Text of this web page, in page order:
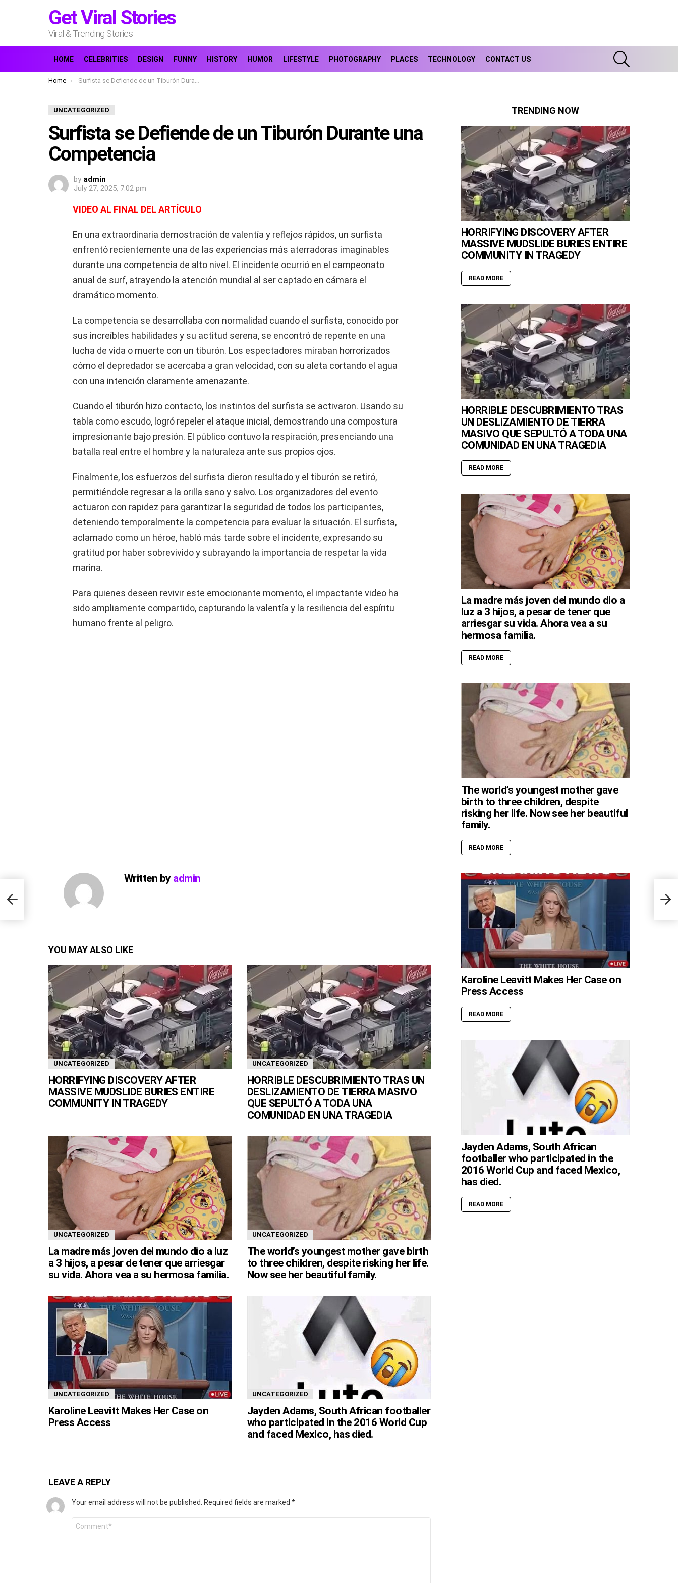
Get Viral Stories
Viral & Trending Stories
HOME CELEBRITIES DESIGN FUNNY HISTORY HUMOR LIFESTYLE PHOTOGRAPHY PLACES TECHNOLOGY CONTACT US
You are here:
Home Surfista se Defiende de un Tiburón Durante una Competencia
UNCATEGORIZED
Surfista se Defiende de un Tiburón Durante una
Competencia
by admin
July 27, 2025, 7:02 pm
VIDEO AL FINAL DEL ARTÍCULO
En una extraordinaria demostración de valentía y reflejos rápidos, un surfista
enfrentó recientemente una de las experiencias más aterradoras imaginables
durante una competencia de alto nivel. El incidente ocurrió en el campeonato
anual de surf, atrayendo la atención mundial al ser captado en cámara el
dramático momento.
La competencia se desarrollaba con normalidad cuando el surfista, conocido por
sus increíbles habilidades y su actitud serena, se encontró de repente en una
lucha de vida o muerte con un tiburón. Los espectadores miraban horrorizados
cómo el depredador se acercaba a gran velocidad, con su aleta cortando el agua
con una intención claramente amenazante.
Cuando el tiburón hizo contacto, los instintos del surfista se activaron. Usando su
tabla como escudo, logró repeler el ataque inicial, demostrando una compostura
impresionante bajo presión. El público contuvo la respiración, presenciando una
batalla real entre el hombre y la naturaleza ante sus propios ojos.
Finalmente, los esfuerzos del surfista dieron resultado y el tiburón se retiró,
permitiéndole regresar a la orilla sano y salvo. Los organizadores del evento
actuaron con rapidez para garantizar la seguridad de todos los participantes,
deteniendo temporalmente la competencia para evaluar la situación. El surfista,
aclamado como un héroe, habló más tarde sobre el incidente, expresando su
gratitud por haber sobrevivido y subrayando la importancia de respetar la vida
marina.
Para quienes deseen revivir este emocionante momento, el impactante video ha
sido ampliamente compartido, capturando la valentía y la resiliencia del espíritu
humano frente al peligro.
Written by admin
YOU MAY ALSO LIKE
UNCATEGORIZED
HORRIFYING DISCOVERY AFTER
MASSIVE MUDSLIDE BURIES ENTIRE
COMMUNITY IN TRAGEDY
UNCATEGORIZED
HORRIBLE DESCUBRIMIENTO TRAS UN
DESLIZAMIENTO DE TIERRA MASIVO
QUE SEPULTÓ A TODA UNA
COMUNIDAD EN UNA TRAGEDIA
UNCATEGORIZED
La madre más joven del mundo dio a luz
a 3 hijos, a pesar de tener que arriesgar
su vida. Ahora vea a su hermosa familia.
UNCATEGORIZED
The world’s youngest mother gave birth
to three children, despite risking her life.
Now see her beautiful family.
UNCATEGORIZED
Karoline Leavitt Makes Her Case on
Press Access
UNCATEGORIZED
Jayden Adams, South African footballer
who participated in the 2016 World Cup
and faced Mexico, has died.
LEAVE A REPLY
Your email address will not be published. Required fields are marked *
TRENDING NOW
HORRIFYING DISCOVERY AFTER
MASSIVE MUDSLIDE BURIES ENTIRE
COMMUNITY IN TRAGEDY
READ MORE
HORRIBLE DESCUBRIMIENTO TRAS
UN DESLIZAMIENTO DE TIERRA
MASIVO QUE SEPULTÓ A TODA UNA
COMUNIDAD EN UNA TRAGEDIA
READ MORE
La madre más joven del mundo dio a
luz a 3 hijos, a pesar de tener que
arriesgar su vida. Ahora vea a su
hermosa familia.
READ MORE
The world’s youngest mother gave
birth to three children, despite
risking her life. Now see her beautiful
family.
READ MORE
Karoline Leavitt Makes Her Case on
Press Access
READ MORE
Jayden Adams, South African
footballer who participated in the
2016 World Cup and faced Mexico,
has died.
READ MORE